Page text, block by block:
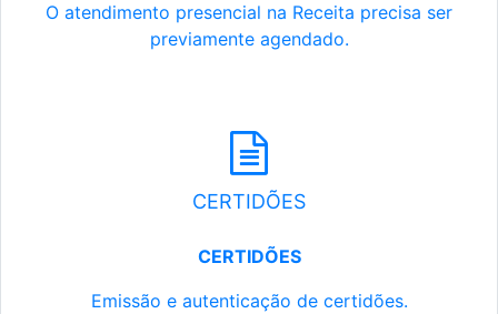
O atendimento presencial na Receita precisa ser
previamente agendado.
CERTIDÕES
CERTIDÕES
Emissão e autenticação de certidões.